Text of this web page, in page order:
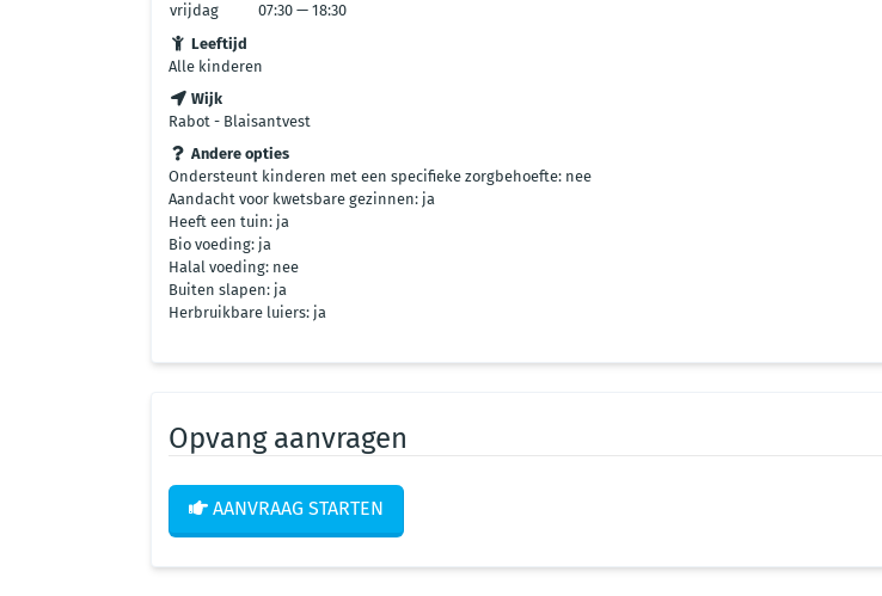
vrijdag
07:30 — 18:30
Leeftijd
Alle kinderen
Wijk
Rabot - Blaisantvest
Andere opties
Ondersteunt kinderen met een specifieke zorgbehoefte: nee
Aandacht voor kwetsbare gezinnen: ja
Heeft een tuin: ja
Bio voeding: ja
Halal voeding: nee
Buiten slapen: ja
Herbruikbare luiers: ja
Opvang aanvragen
AANVRAAG STARTEN